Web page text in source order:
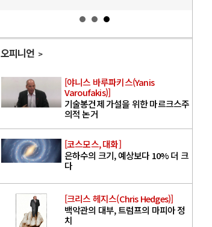
오피니언
[야니스 바루파키스(Yanis
Varoufakis)]
기술봉건제 가설을 위한 마르크스주
의적 논거
[코스모스, 대화]
은하수의 크기, 예상보다 10% 더 크
다
[크리스 헤지스(Chris Hedges)]
백악관의 대부, 트럼프의 마피아 정
치